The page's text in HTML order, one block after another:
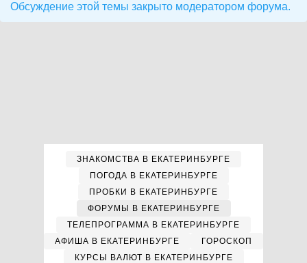
Обсуждение этой темы закрыто модератором форума.
ЗНАКОМСТВА В ЕКАТЕРИНБУРГЕ
ПОГОДА В ЕКАТЕРИНБУРГЕ
ПРОБКИ В ЕКАТЕРИНБУРГЕ
ФОРУМЫ В ЕКАТЕРИНБУРГЕ
ТЕЛЕПРОГРАММА В ЕКАТЕРИНБУРГЕ
АФИША В ЕКАТЕРИНБУРГЕ
ГОРОСКОП
КУРСЫ ВАЛЮТ В ЕКАТЕРИНБУРГЕ